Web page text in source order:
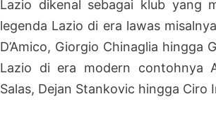
Lazio dikenal sebagai klub yang
legenda Lazio di era lawas
D’Amico, Giorgio Chinaglia hingga
Lazio di era modern contohnya
Salas, Dejan Stankovic hingga Ciro